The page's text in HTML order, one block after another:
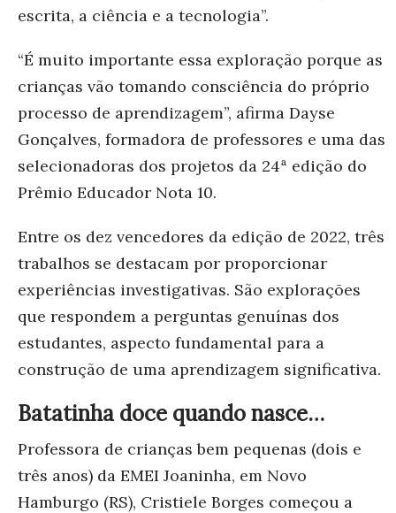
escrita, a ciência e a tecnologia”.
“É muito importante essa exploração porque as
crianças vão tomando consciência do próprio
processo de aprendizagem”, afirma Dayse
Gonçalves, formadora de professores e uma das
selecionadoras dos projetos da 24ª edição do
Prêmio Educador Nota 10.
Entre os dez vencedores da edição de 2022, três
trabalhos se destacam por proporcionar
experiências investigativas. São explorações
que respondem a perguntas genuínas dos
estudantes, aspecto fundamental para a
construção de uma aprendizagem significativa.
Batatinha doce quando nasce…
Professora de crianças bem pequenas (dois e
três anos) da EMEI Joaninha, em Novo
Hamburgo (RS), Cristiele Borges começou a